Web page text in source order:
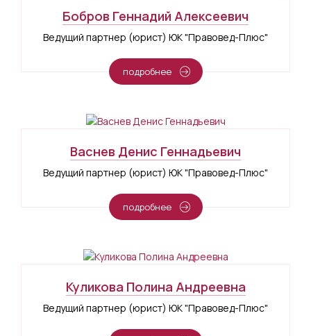
Бобров Геннадий Алексеевич
Ведущий партнер (юрист) ЮК "Правовед-Плюс"
подробнее
Васнев Денис Геннадьевич
Ведущий партнер (юрист) ЮК "Правовед-Плюс"
подробнее
Куликова Полина Андреевна
Ведущий партнер (юрист) ЮК "Правовед-Плюс"